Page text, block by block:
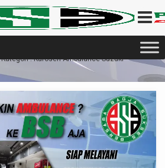
Kategori : Karoseri Ambulance Suzuki